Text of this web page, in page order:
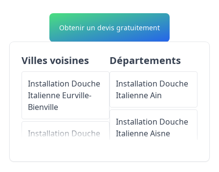
Obtenir un devis gratuitement
Villes voisines
Installation Douche
Italienne Eurville-
Bienville
Installation Douche
Départements
Installation Douche
ItalienneAin
Installation Douche
ItalienneAisne
Installation Douche